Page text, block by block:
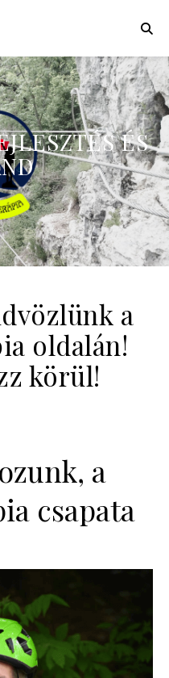
ÉS
a
oldalán!
körül!
a
csapata